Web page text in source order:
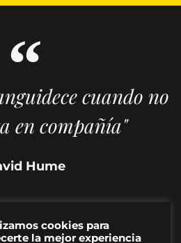
cuando no
en compañía"
Hume
cookies para
la mejor experiencia